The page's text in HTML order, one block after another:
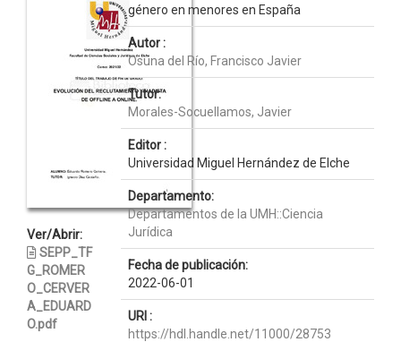
Ver/Abrir:
SEPP_TF
G_ROMER
O_CERVER
A_EDUARD
O.pdf
género en menores en España
Autor :
Osuna del Río, Francisco Javier
Tutor:
Morales-Socuellamos, Javier
Editor :
Universidad Miguel Hernández de Elche
Departamento:
Departamentos de la UMH::Ciencia
Jurídica
Fecha de publicación:
2022-06-01
URI :
https://hdl.handle.net/11000/28753